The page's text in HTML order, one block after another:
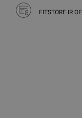
FITSTORE IR